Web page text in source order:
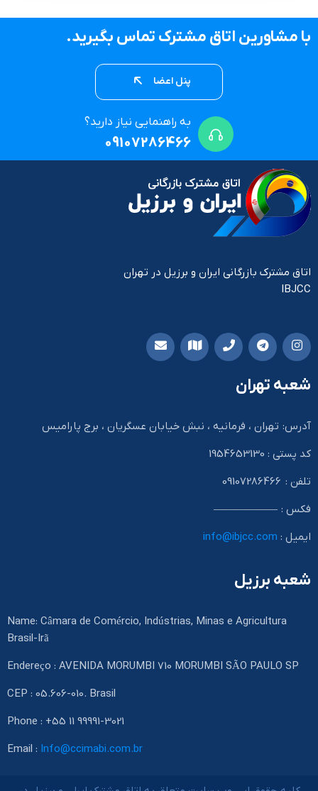
با مشاورین اتاق مشترک تماس بگیرید.
پنل اعضا
به راهنمایی نیاز دارید؟
09107286466
اتاق مشترک بازرگانی ایران و برزیل در تهران
IBJCC
شعبه تهران
آدرس: تهران ، فرمانیه ، نبش خیابان عسگریان ، برج پارامیس
کد پستی : 1954653130
تلفن : 09107286466
فکس : ——————
ایمیل : info@ibjcc.com
شعبه برزیل
Name: Câmara de Comércio, Indústrias, Minas e Agricultura
Brasil-Irã
Endereço : AVENIDA MORUMBI 710 MORUMBI SÃO PAULO SP
CEP : 05.606-010. Brasil
Phone : +55 11 99991-3021
Email : Info@ccimabi.com.br